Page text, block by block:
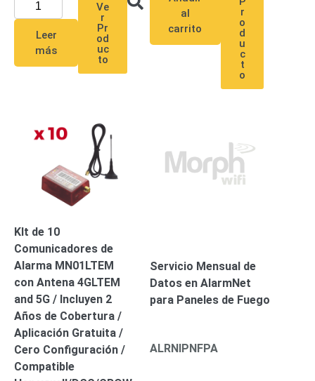
Almacenamiento
Accesorios
Almacenamiento
NAS /
SAN /
Mecánicos
(HDD)
Memorias
Memorias
Micro
Servidores
de
Aplicación
Unidades
de Estado
Sólido
(SSD)
Software
VMS y
Analíticas
EPCOM
CloudHIKVISION
Leer
más
Ve
r
Pr
od
uc
to
al
carrito
r
o
d
u
c
t
o
KIt de 10
Comunicadores de
Alarma MN01LTEM
con Antena 4GLTEM
and 5G / Incluyen 2
Años de Cobertura /
Aplicación Gratuita /
Cero Configuración /
Compatible
Servicio Mensual de
Datos en AlarmNet
para Paneles de Fuego
ALRNIPNFPA